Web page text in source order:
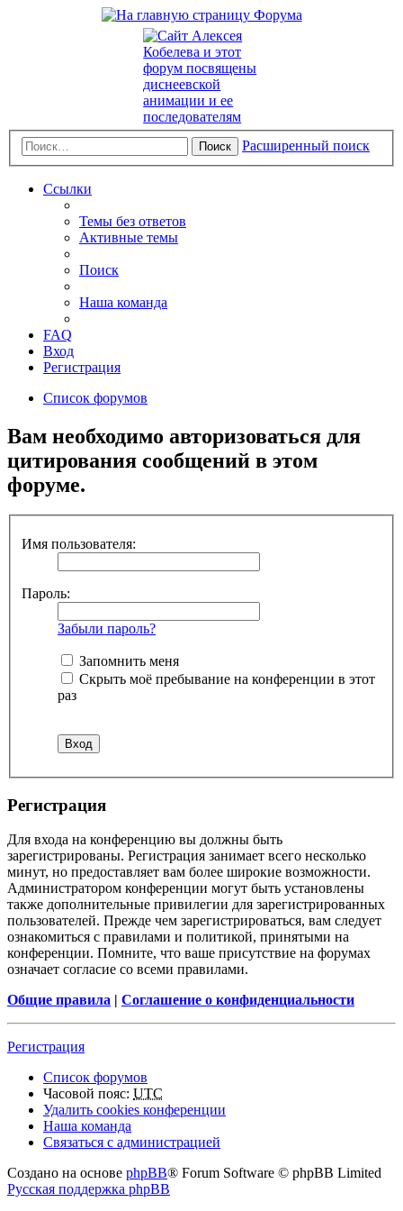
Поиск Расширенный поиск
Ссылки
Темы без ответов
Активные темы
Поиск
Наша команда
FAQ
Вход
Регистрация
Список форумов
Вам необходимо авторизоваться для
цитирования сообщений в этом
форуме.
Имя пользователя:
Пароль:
Забыли пароль?
Запомнить меня
Скрыть моё пребывание на конференции в этот
раз
Регистрация
Для входа на конференцию вы должны быть
зарегистрированы. Регистрация занимает всего несколько
минут, но предоставляет вам более широкие возможности.
Администратором конференции могут быть установлены
также дополнительные привилегии для зарегистрированных
пользователей. Прежде чем зарегистрироваться, вам следует
ознакомиться с правилами и политикой, принятыми на
конференции. Помните, что ваше присутствие на форумах
означает согласие со всеми правилами.
Общие правила | Соглашение о конфиденциальности
Регистрация
Список форумов
Часовой пояс: UTC
Удалить cookies конференции
Наша команда
Связаться с администрацией
Создано на основе phpBB® Forum Software © phpBB Limited
Русская поддержка phpBB